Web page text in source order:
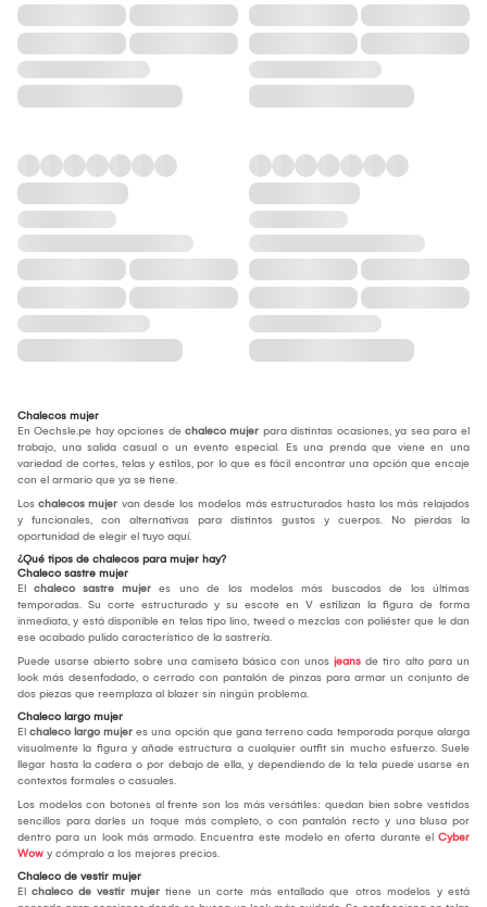
Chalecos mujer
En Oechsle.pe hay opciones de chaleco mujer para distintas ocasiones, ya sea para el
trabajo, una salida casual o un evento especial. Es una prenda que viene en una
variedad de cortes, telas y estilos, por lo que es fácil encontrar una opción que encaje
con el armario que ya se tiene.
Los chalecos mujer van desde los modelos más estructurados hasta los más relajados
y funcionales, con alternativas para distintos gustos y cuerpos. No pierdas la
oportunidad de elegir el tuyo aquí.
¿Qué tipos de chalecos para mujer hay?
Chaleco sastre mujer
El chaleco sastre mujer es uno de los modelos más buscados de los últimas
temporadas. Su corte estructurado y su escote en V estilizan la figura de forma
inmediata, y está disponible en telas tipo lino, tweed o mezclas con poliéster que le dan
ese acabado pulido característico de la sastrería.
Puede usarse abierto sobre una camiseta básica con unos jeans de tiro alto para un
look más desenfadado, o cerrado con pantalón de pinzas para armar un conjunto de
dos piezas que reemplaza al blazer sin ningún problema.
Chaleco largo mujer
El chaleco largo mujer es una opción que gana terreno cada temporada porque alarga
visualmente la figura y añade estructura a cualquier outfit sin mucho esfuerzo. Suele
llegar hasta la cadera o por debajo de ella, y dependiendo de la tela puede usarse en
contextos formales o casuales.
Los modelos con botones al frente son los más versátiles: quedan bien sobre vestidos
sencillos para darles un toque más completo, o con pantalón recto y una blusa por
dentro para un look más armado. Encuentra este modelo en oferta durante el Cyber
Wow y cómpralo a los mejores precios.
Chaleco de vestir mujer
El chaleco de vestir mujer tiene un corte más entallado que otros modelos y está